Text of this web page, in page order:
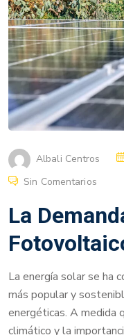
Albali Centros
Sin Comentarios
La
La energía solar se ha
más popular y
energéticas. A medida
climático y la